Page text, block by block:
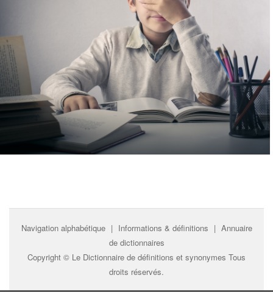
Navigation alphabétique | Informations & définitions | Annuaire
de dictionnaires
Copyright © Le Dictionnaire de définitions et synonymes Tous
droits réservés.